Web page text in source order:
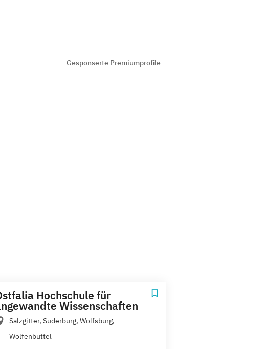
Gesponserte Premiumprofile
Hochschule für
Wissenschaften
Salzgitter, Suderburg, Wolfsburg,
Wolfenbüttel